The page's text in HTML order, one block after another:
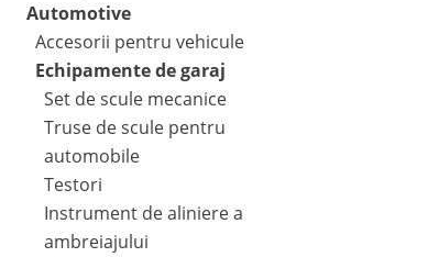
Automotive
Accesorii pentru vehicule
Echipamente de garaj
Set de scule mecanice
Truse de scule pentru
automobile
Testori
Instrument de aliniere a
ambreiajului